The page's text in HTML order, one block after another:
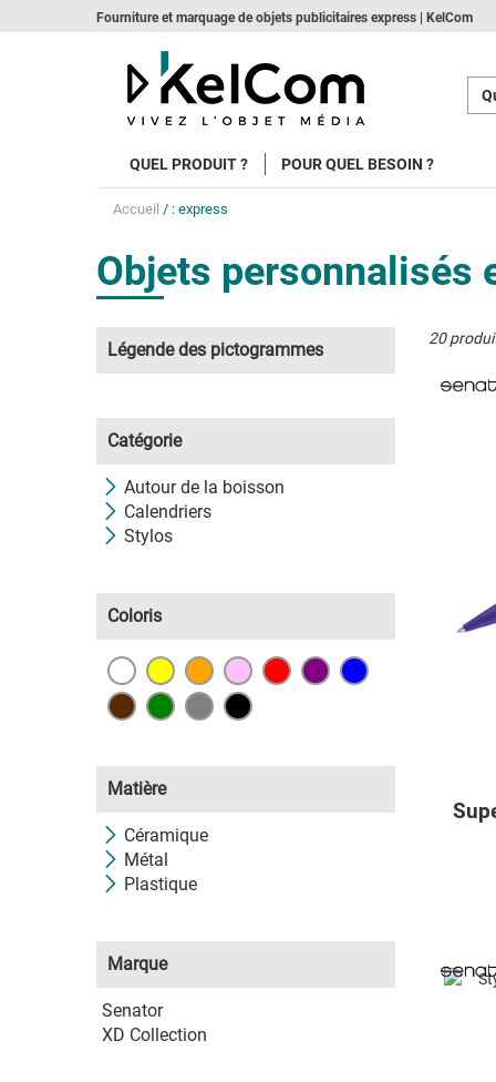
Fourniture et marquage de objets publicitaires express | KelCom
QUEL PRODUIT ? POUR QUEL BESOIN ?
Accueil / : express
Objets personnalisés
Légende des pictogrammes
Catégorie
Autour de la boisson
Calendriers
Stylos
Coloris
Matière
Céramique
Métal
Plastique
Marque
Senator
XD Collection
20